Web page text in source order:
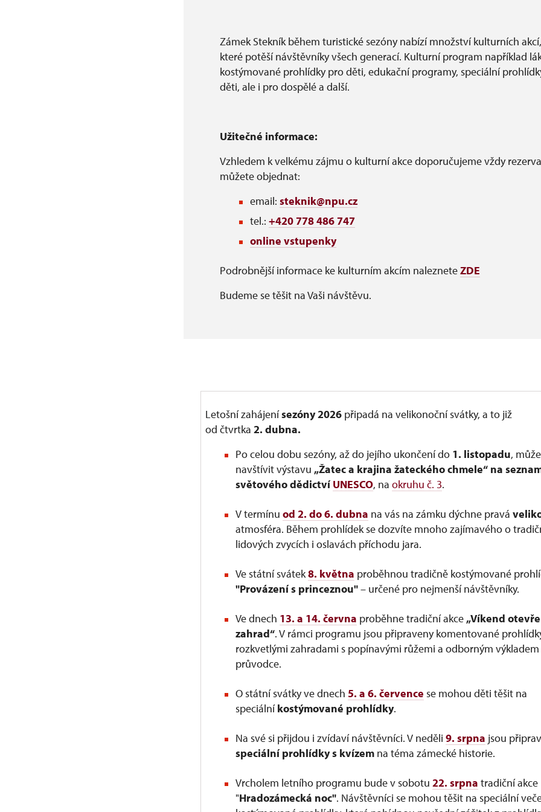
Zámek Stekník během turistické sezóny nabízí množství kulturních akcí,
které potěší návštěvníky všech generací. Kulturní program například
kostýmované prohlídky pro děti, edukační programy, speciální
děti, ale i pro dospělé a další.
Užitečné informace:
Vzhledem k velkému zájmu o kulturní akce doporučujeme vždy
můžete objednat:
email: steknik@npu.cz
tel.: +420 778 486 747
online vstupenky
Podrobnější informace ke kulturním akcím nalezneteZDE
Budeme se těšit na Vaši návštěvu.
Letošní zahájenísezóny 2026 připadá na velikonoční svátky, a to již
od čtvrtka 2. dubna.
Po celou dobu sezóny, až do jejího ukončení do 1. listopadu,
navštívit výstavu „Žatec a krajina žateckého chmele“ na
světového dědictvíUNESCO, na okruhu č. 3.
V termínu od 2. do 6. dubna na vás na zámku dýchne pravá
atmosféra. Během prohlídek se dozvíte mnoho zajímavého o
lidových zvycích i oslavách příchodu jara.
Ve státní svátek8. května proběhnou tradičně kostýmované
"Provázení s princeznou"– určené pro nejmenší návštěvníky.
Ve dnech 13. a 14. června proběhne tradiční akce „Víkend
zahrad“. V rámci programu jsou připraveny komentované
rozkvetlými zahradami s popínavými růžemi a odborným výkladem
průvodce.
O státní svátky ve dnech 5. a 6. července se mohou děti těšit na
speciálníkostýmované prohlídky.
Na své si přijdou i zvídaví návštěvníci. V neděli 9. srpna jsou
speciální prohlídky s kvízem na téma zámecké historie.
Vrcholem letního programu bude v sobotu 22. srpna tradiční akce
"Hradozámecká noc". Návštěvníci se mohou těšit na speciální